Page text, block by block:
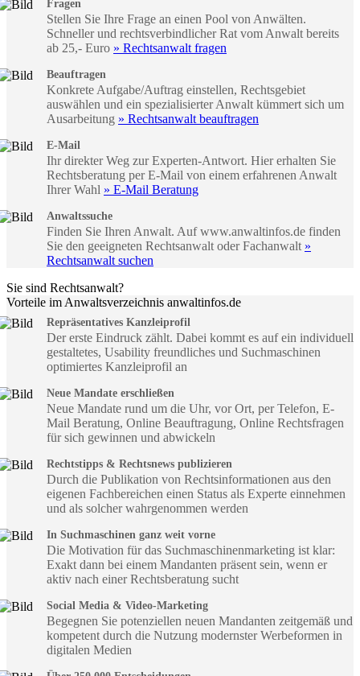
Fragen
Stellen Sie Ihre Frage an einen Pool von Anwälten.
Schneller und rechtsverbindlicher Rat vom Anwalt bereits
ab 25,- Euro » Rechtsanwalt fragen
Beauftragen
Konkrete Aufgabe/Auftrag einstellen, Rechtsgebiet
auswählen und ein spezialisierter Anwalt kümmert sich um
Ausarbeitung » Rechtsanwalt beauftragen
E-Mail
Ihr direkter Weg zur Experten-Antwort. Hier erhalten Sie
Rechtsberatung per E-Mail von einem erfahrenen Anwalt
Ihrer Wahl » E-Mail Beratung
Anwaltssuche
Finden Sie Ihren Anwalt. Auf www.anwaltinfos.de finden
Sie den geeigneten Rechtsanwalt oder Fachanwalt »
Rechtsanwalt suchen
Sie sind Rechtsanwalt?
Vorteile im Anwaltsverzeichnis anwaltinfos.de
Repräsentatives Kanzleiprofil
Der erste Eindruck zählt. Dabei kommt es auf ein individuell
gestaltetes, Usability freundliches und Suchmaschinen
optimiertes Kanzleiprofil an
Neue Mandate erschließen
Neue Mandate rund um die Uhr, vor Ort, per Telefon, E-
Mail Beratung, Online Beauftragung, Online Rechtsfragen
für sich gewinnen und abwickeln
Rechtstipps & Rechtsnews publizieren
Durch die Publikation von Rechtsinformationen aus den
eigenen Fachbereichen einen Status als Experte einnehmen
und als solcher wahrgenommen werden
In Suchmaschinen ganz weit vorne
Die Motivation für das Suchmaschinenmarketing ist klar:
Exakt dann bei einem Mandanten präsent sein, wenn er
aktiv nach einer Rechtsberatung sucht
Social Media & Video-Marketing
Begegnen Sie potenziellen neuen Mandanten zeitgemäß und
kompetent durch die Nutzung modernster Werbeformen in
digitalen Medien